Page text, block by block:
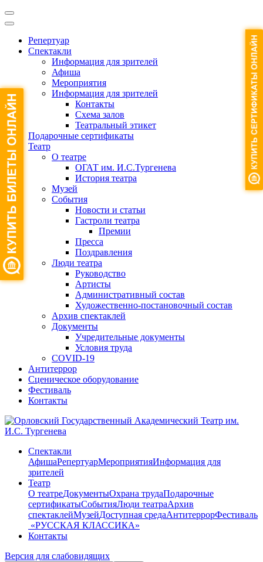
Репертуар
Спектакли
Информация для зрителей
Афиша
Мероприятия
Информация для зрителей
Контакты
Схема залов
Театральный этикет
Подарочные сертификаты
Театр
О театре
ОГАТ им. И.С.Тургенева
История театра
Музей
События
Новости и статьи
Гастроли театра
Премии
Пресса
Поздравления
Люди театра
Руководство
Артисты
Административный состав
Художественно-постановочный состав
Архив спектаклей
Документы
Учредительные документы
Условия труда
COVID-19
Антитеррор
Сценическое оборудование
Фестиваль
Контакты
Спектакли
АфишаРепертуарМероприятияИнформация для
зрителей
Театр
О театреДокументыОхрана трудаПодарочные
сертификатыСобытияЛюди театраАрхив
спектаклейМузейДоступная средаАнтитеррорФестиваль
​ «РУССКАЯ КЛАССИКА»
Контакты
Версия для слабовидящих